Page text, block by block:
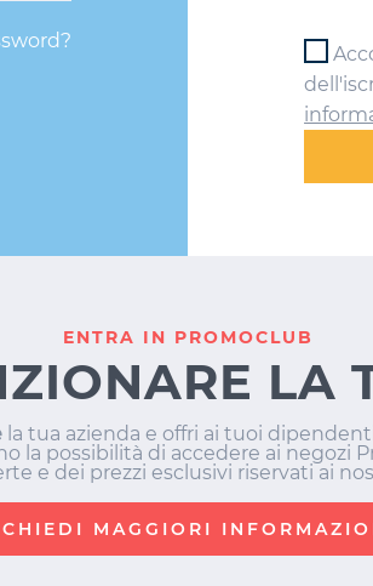
ENTRA IN PROMOCLUB
LA
la tua azienda e offri ai tuoi
la possibilità di accedere ai negozi
e dei prezzi esclusivi riservati ai
MAGGIORI